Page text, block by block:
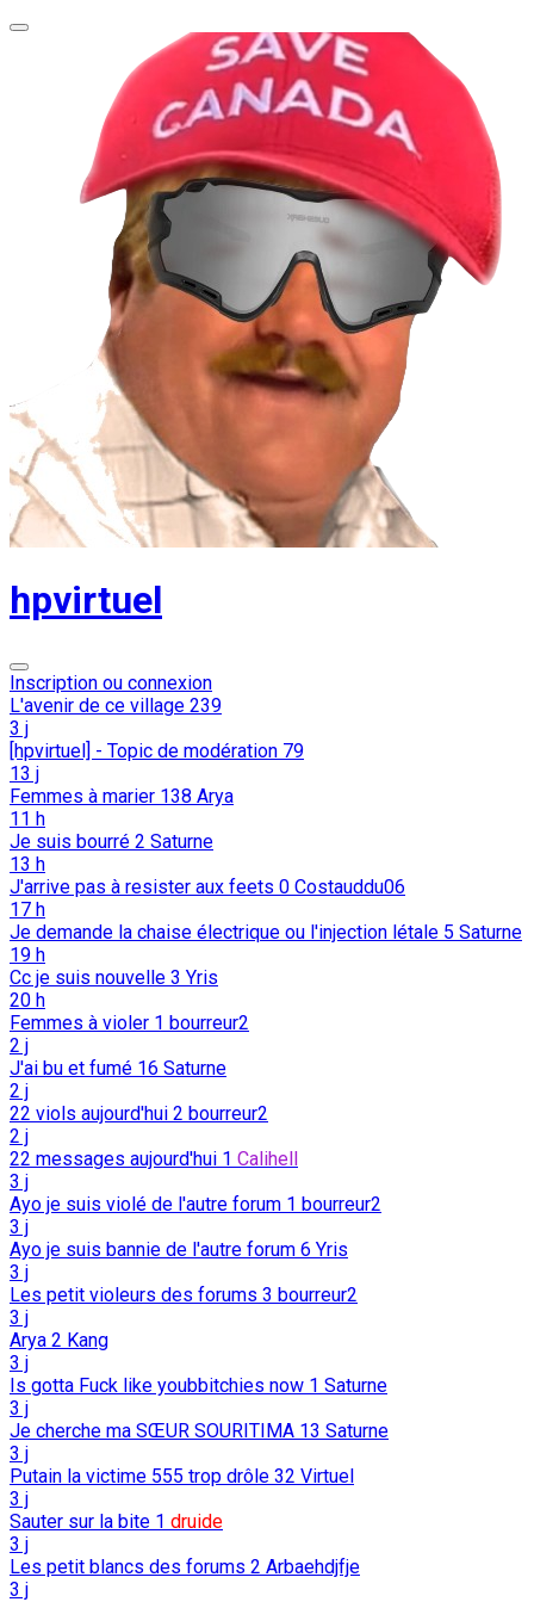
hpvirtuel
Inscription ou connexion
L'avenir de ce village 239
3 j
[hpvirtuel] - Topic de modération 79
13 j
Femmes à marier 138 Arya
11 h
Je suis bourré 2 Saturne
13 h
J'arrive pas à resister aux feets 0 Costauddu06
17 h
Je demande la chaise électrique ou l'injection létale 5 Saturne
19 h
Cc je suis nouvelle 3 Yris
20 h
Femmes à violer 1 bourreur2
2 j
J'ai bu et fumé 16 Saturne
2 j
22 viols aujourd'hui 2 bourreur2
2 j
22 messages aujourd'hui 1 Calihell
3 j
Ayo je suis violé de l'autre forum 1 bourreur2
3 j
Ayo je suis bannie de l'autre forum 6 Yris
3 j
Les petit violeurs des forums 3 bourreur2
3 j
Arya 2 Kang
3 j
Is gotta Fuck like youbbitchies now 1 Saturne
3 j
Je cherche ma SŒUR SOURITIMA 13 Saturne
3 j
Putain la victime 555 trop drôle 32 Virtuel
3 j
Sauter sur la bite 1 druide
3 j
Les petit blancs des forums 2 Arbaehdjfje
3 j